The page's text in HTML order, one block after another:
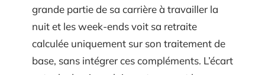
grande partie de sa carrière à travailler la
nuit et les week-ends voit sa retraite
calculée uniquement sur son traitement de
base, sans intégrer ces compléments. L’écart